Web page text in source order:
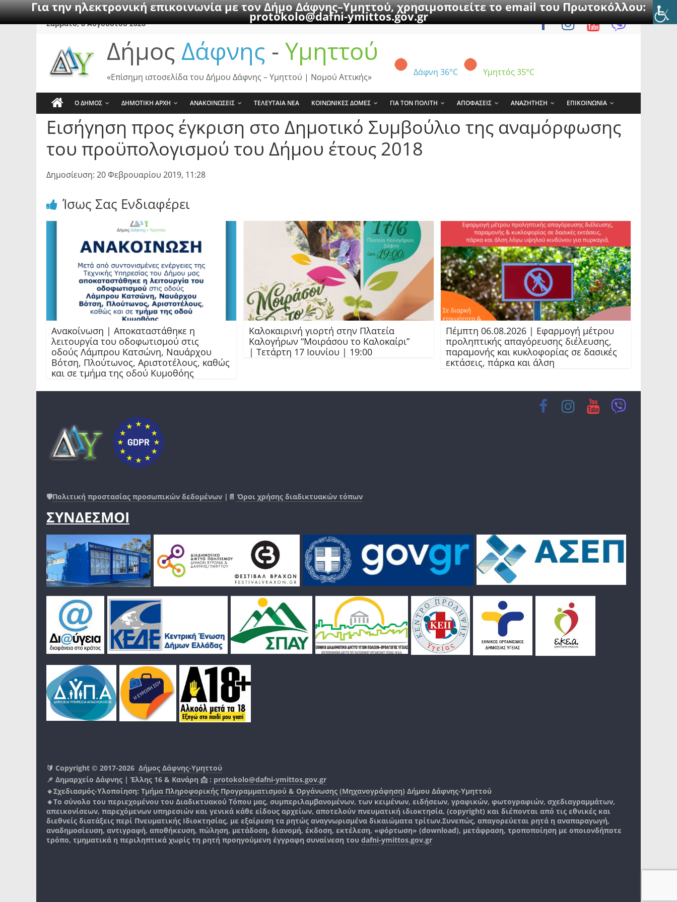
Για την ηλεκτρονική επικοινωνία με τον Δήμο Δάφνης–Υμηττού, χρησιμοποιείτε το email του Πρωτοκόλλου:
protokolo@dafni-ymittos.gov.gr
SkipΣάββατο, 8 Αυγούστου 2026
Δήμος Δάφνης - Υμηττού
Δάφνη 36°C Υμηττός 35°C
«Επίσημη ιστοσελίδα του Δήμου Δάφνης – Υμηττού | Νομού Αττικής»
Ο ΔΗΜΟΣ ΔΗΜΟΤΙΚΗ ΑΡΧΗ ΑΝΑΚΟΙΝΩΣΕΙΣ ΤΕΛΕΥΤΑΙΑ ΝΕΑ ΚΟΙΝΩΝΙΚΕΣ ΔΟΜΕΣ ΓΙΑ ΤΟΝ ΠΟΛΙΤΗ ΑΠΟΦΑΣΕΙΣ ΑΝΑΖΗΤΗΣΗ ΕΠΙΚΟΙΝΩΝΙΑ
Εισήγηση προς έγκριση στο Δημοτικό Συμβούλιο της αναμόρφωσης
του προϋπολογισμού του Δήμου έτους 2018
Δημοσίευση: 20 Φεβρουαρίου 2019, 11:28
Ίσως Σας Ενδιαφέρει
Ανακοίνωση | Αποκαταστάθηκε η
λειτουργία του οδοφωτισμού στις
οδούς Λάμπρου Κατσώνη, Ναυάρχου
Βότση, Πλούτωνος, Αριστοτέλους, καθώς
και σε τμήμα της οδού Κυμοθόης
Καλοκαιρινή γιορτή στην Πλατεία
Καλογήρων “Μοιράσου το Καλοκαίρι”
| Τετάρτη 17 Ιουνίου | 19:00
Πέμπτη 06.08.2026 | Εφαρμογή μέτρου
προληπτικής απαγόρευσης διέλευσης,
παραμονής και κυκλοφορίας σε δασικές
εκτάσεις, πάρκα και άλση
🛡️Πολιτική προστασίας προσωπικών δεδομένων |📄 Όροι χρήσης διαδικτυακών τόπων
ΣΥΝΔΕΣΜΟΙ
🔰 Copyright © 2017-2026 Δήμος Δάφνης-Υμηττού
📌 Δημαρχείο Δάφνης | Έλλης 16 & Κανάρη 📩 : protokolo@dafni-ymittos.gov.gr
🔹Σχεδιασμός-Υλοποίηση: Τμήμα Πληροφορικής Προγραμματισμού & Οργάνωσης (Μηχανογράφηση) Δήμου Δάφνης-Υμηττού
🔸Το σύνολο του περιεχομένου του Διαδικτυακού Τόπου μας, συμπεριλαμβανομένων, των κειμένων, ειδήσεων, γραφικών, φωτογραφιών, σχεδιαγραμμάτων,
απεικονίσεων, παρεχόμενων υπηρεσιών και γενικά κάθε είδους αρχείων, αποτελούν πνευματική ιδιοκτησία, (copyright) και διέπονται από τις εθνικές και
διεθνείς διατάξεις περί Πνευματικής Ιδιοκτησίας, με εξαίρεση τα ρητώς αναγνωρισμένα δικαιώματα τρίτων.Συνεπώς, απαγορεύεται ρητά η αναπαραγωγή,
αναδημοσίευση, αντιγραφή, αποθήκευση, πώληση, μετάδοση, διανομή, έκδοση, εκτέλεση, «φόρτωση» (download), μετάφραση, τροποποίηση με οποιονδήποτε
τρόπο, τμηματικά η περιληπτικά χωρίς τη ρητή προηγούμενη έγγραφη συναίνεση του dafni-ymittos.gov.gr